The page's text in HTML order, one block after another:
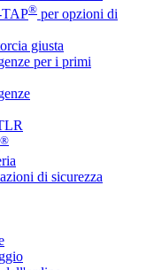
TAP® per opzioni di
giusta
per i primi
®
di sicurezza